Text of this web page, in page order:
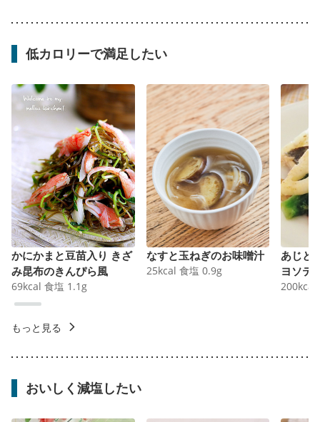
低カロリーで満足したい
かにかまと豆苗入り きざ
み昆布のきんぴら風
69kcal 食塩 1.1 g
なすと玉ねぎのお味噌汁
25kcal 食塩 0.9g
あじと
ヨソテ
200kcal
もっと見る
おいしく減塩したい